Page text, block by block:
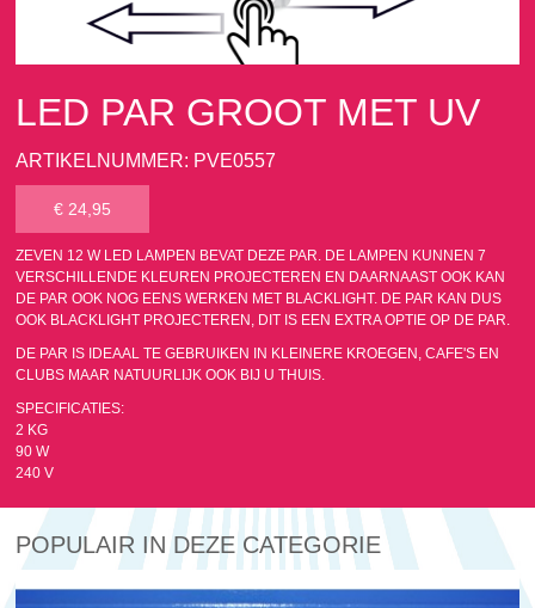
LED PAR GROOT MET UV
ARTIKELNUMMER: PVE0557
€ 24,95
ZEVEN 12 W LED LAMPEN BEVAT DEZE PAR. DE LAMPEN KUNNEN 7
VERSCHILLENDE KLEUREN PROJECTEREN EN DAARNAAST OOK KAN
DE PAR OOK NOG EENS WERKEN MET BLACKLIGHT. DE PAR KAN DUS
OOK BLACKLIGHT PROJECTEREN, DIT IS EEN EXTRA OPTIE OP DE PAR.
DE PAR IS IDEAAL TE GEBRUIKEN IN KLEINERE KROEGEN, CAFE'S EN
CLUBS MAAR NATUURLIJK OOK BIJ U THUIS.
SPECIFICATIES:
2 KG
90 W
240 V
POPULAIR IN DEZE CATEGORIE